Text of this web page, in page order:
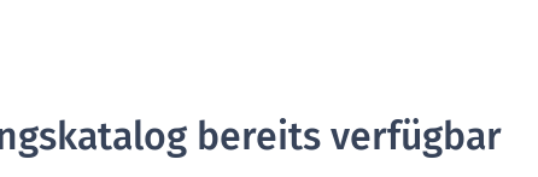
bereits verfügbar